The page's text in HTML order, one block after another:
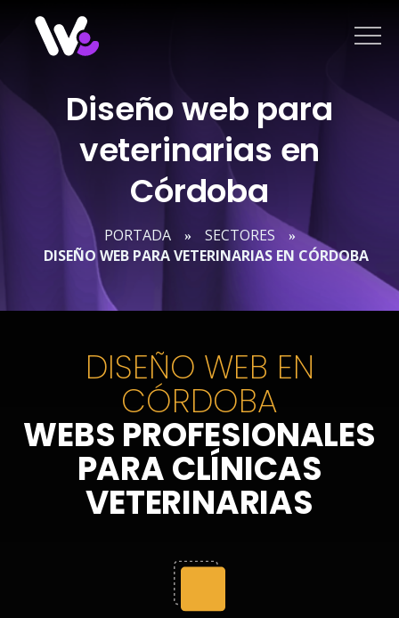
contenido
Diseño web para
veterinarias en
Córdoba
PORTADA » SECTORES »
DISEÑO WEB PARA VETERINARIAS EN CÓRDOBA
DISEÑO WEB EN
CÓRDOBA
WEBS PROFESIONALES
PARA CLÍNICAS
VETERINARIAS